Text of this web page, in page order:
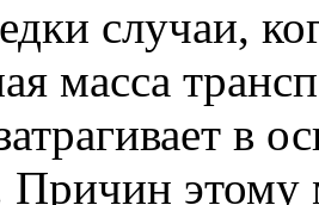
случаи,
масса
в
Причин